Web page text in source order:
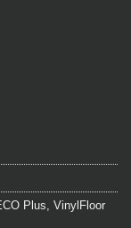
Plus VinylFloor